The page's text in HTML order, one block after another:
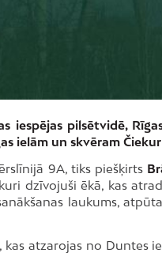
iespējas pilsētvidē,
ielām un skvēram
9A, tiks piešķirts
dzīvojuši ēkā, kas
laukums,
atzarojas no Duntes